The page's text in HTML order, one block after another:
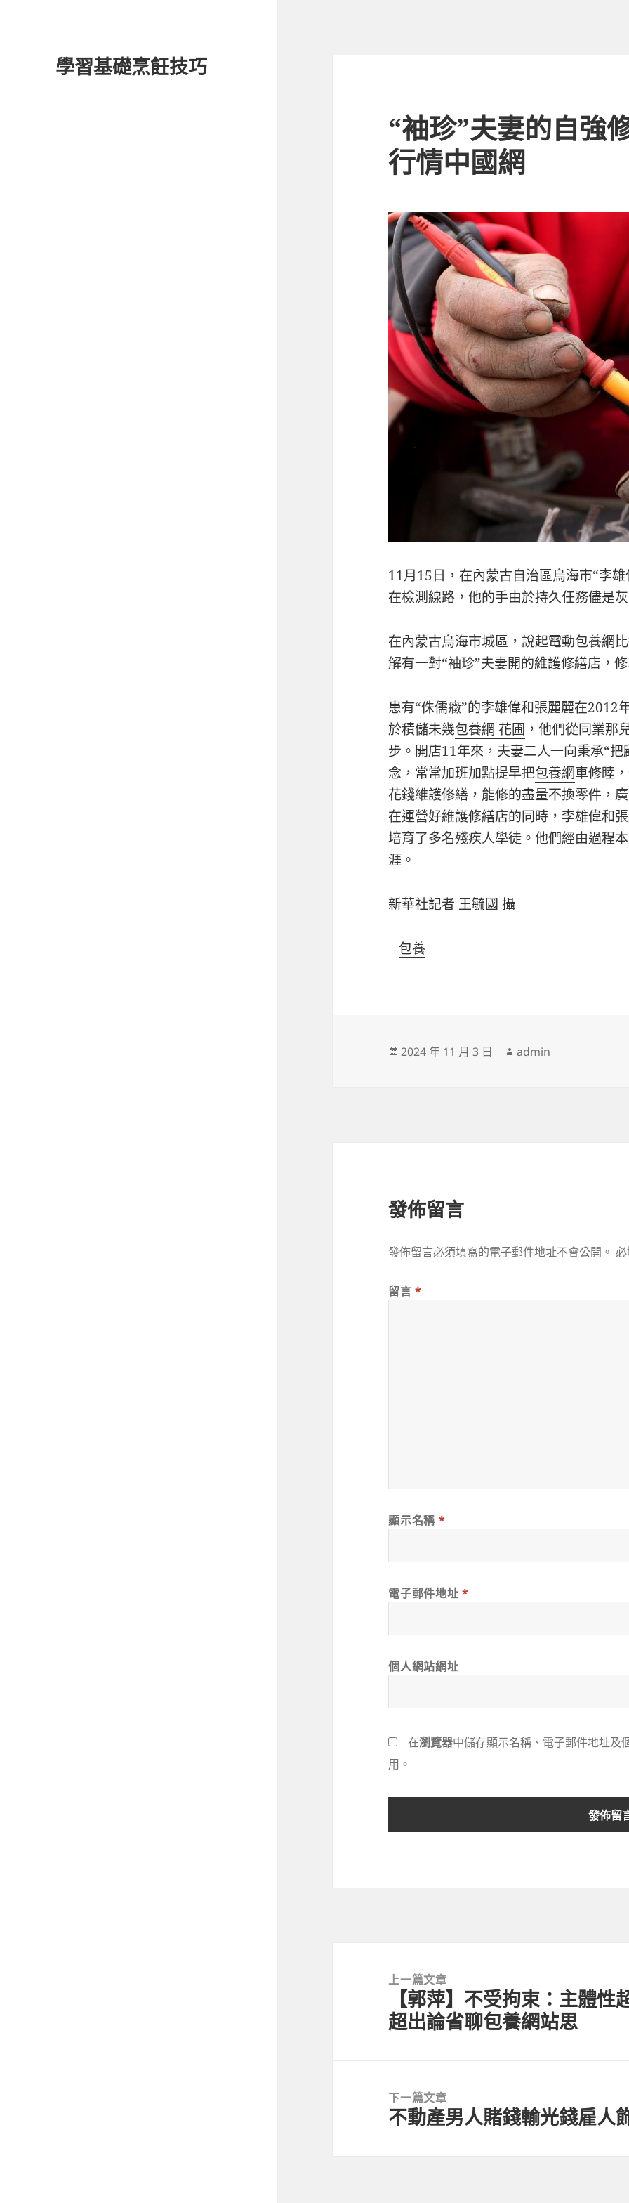
學習基礎烹飪技巧
“袖珍”夫妻的自強
行情中國網
11月15日，在內蒙古自治區烏海市“李
在檢測線路，他的手由於持久任務儘是
在內蒙古烏海市城區，說起電動包養網
解有一對“袖珍”夫妻開的維護修繕店，
患有“侏儒癥”的李雄偉和張麗麗在2012
於積儲未幾包養網 花圃 ，他們從同業那
步。開店11年來，夫妻二人一向秉承“
念，常常加班加點提早把包養網車修睦
花錢維護修繕，能修的盡量不換零件，
在運營好維護修繕店的同時，李雄偉和
培育了多名殘疾人學徒。他們經由過程
涯。
新華社記者 王毓國 攝
包養
發
2024 年 11 月 3 日
作
admin
發佈留言
發佈留言必須填寫的電子郵件地址不會公開。
留言*
顯示名稱 *
電子郵件地址 *
個人網站網址
在瀏覽器中儲存顯示名稱、電子郵件地址及
用。
上一篇文章
一
【郭萍】不受拘束：主體
超出論省聊包養網站思
下一篇文章
下
不動產男人賭錢輸光錢雇人